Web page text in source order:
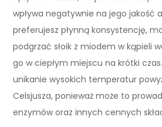
wpływa negatywnie na jego jakość
preferujesz płynną konsystencję,
podgrzać słoik z miodem w kąpieli
go w ciepłym miejscu na krótki
unikanie wysokich temperatur
Celsjusza, ponieważ może to
enzymów oraz innych cennych